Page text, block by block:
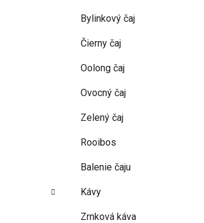
Bylinkový čaj
Čierny čaj
Oolong čaj
Ovocný čaj
Zelený čaj
Rooibos
Balenie čaju
Kávy
Zrnková káva